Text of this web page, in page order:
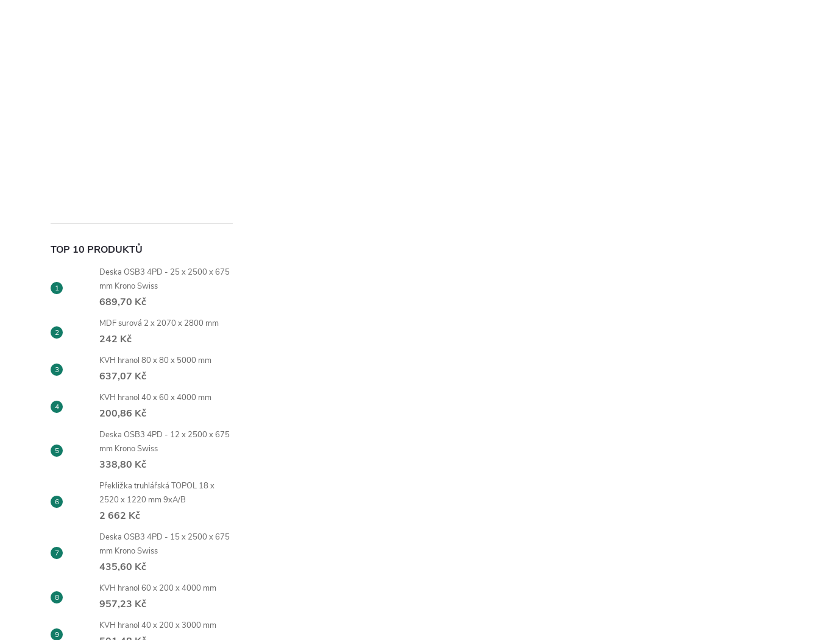
TOP 10 PRODUKTŮ
Deska OSB3 4PD - 25 x 2500 x 675
mm Krono Swiss
689,70 Kč
MDF surová 2 x 2070 x 2800 mm
242 Kč
KVH hranol 80 x 80 x 5000 mm
637,07 Kč
KVH hranol 40 x 60 x 4000 mm
200,86 Kč
Deska OSB3 4PD - 12 x 2500 x 675
mm Krono Swiss
338,80 Kč
Překližka truhlářská TOPOL 18 x
2520 x 1220 mm 9xA/B
2 662 Kč
Deska OSB3 4PD - 15 x 2500 x 675
mm Krono Swiss
435,60 Kč
KVH hranol 60 x 200 x 4000 mm
957,23 Kč
KVH hranol 40 x 200 x 3000 mm